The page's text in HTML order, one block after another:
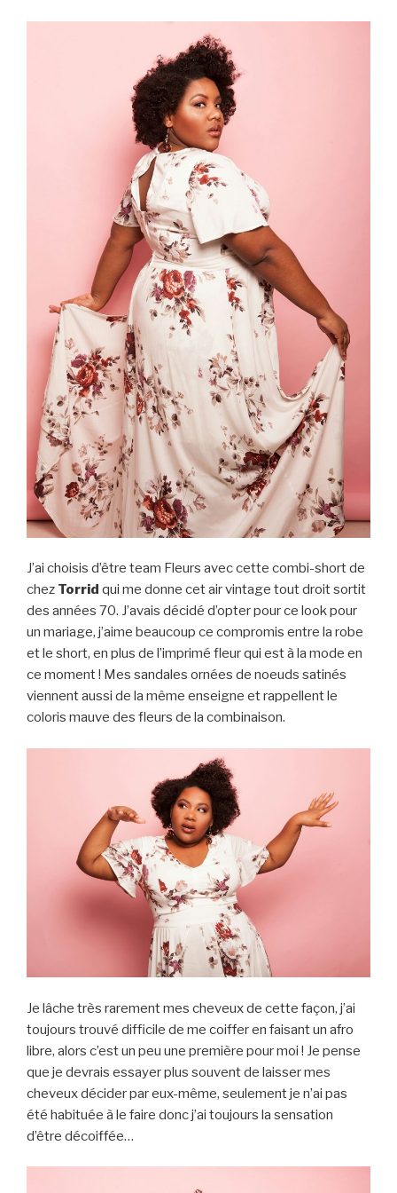
J’ai choisis d’être team Fleurs avec cette combi-short de
chez Torrid qui me donne cet air vintage tout droit sortit
des années 70. J’avais décidé d’opter pour ce look pour
un mariage, j’aime beaucoup ce compromis entre la robe
et le short, en plus de l’imprimé fleur qui est à la mode en
ce moment ! Mes sandales ornées de noeuds satinés
viennent aussi de la même enseigne et rappellent le
coloris mauve des fleurs de la combinaison.
Je lâche très rarement mes cheveux de cette façon, j’ai
toujours trouvé difficile de me coiffer en faisant un afro
libre, alors c’est un peu une première pour moi ! Je pense
que je devrais essayer plus souvent de laisser mes
cheveux décider par eux-même, seulement je n’ai pas
été habituée à le faire donc j’ai toujours la sensation
d’être décoiffée…